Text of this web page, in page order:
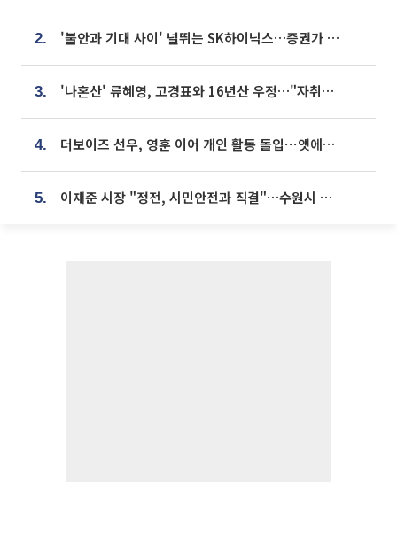
2. '불안과 기대 사이' 널뛰는 SK하이닉스…증권가 "HBM4·LTA 기반 펀터멘털 견고"
3. '나혼산' 류혜영, 고경표와 16년산 우정…"자취방서 부모님과 마주쳐"
4. 더보이즈 선우, 영훈 이어 개인 활동 돌입⋯앳에어리어와 전속계약
5. 이재준 시장 "정전, 시민안전과 직결"…수원시 비상대응체계 가동